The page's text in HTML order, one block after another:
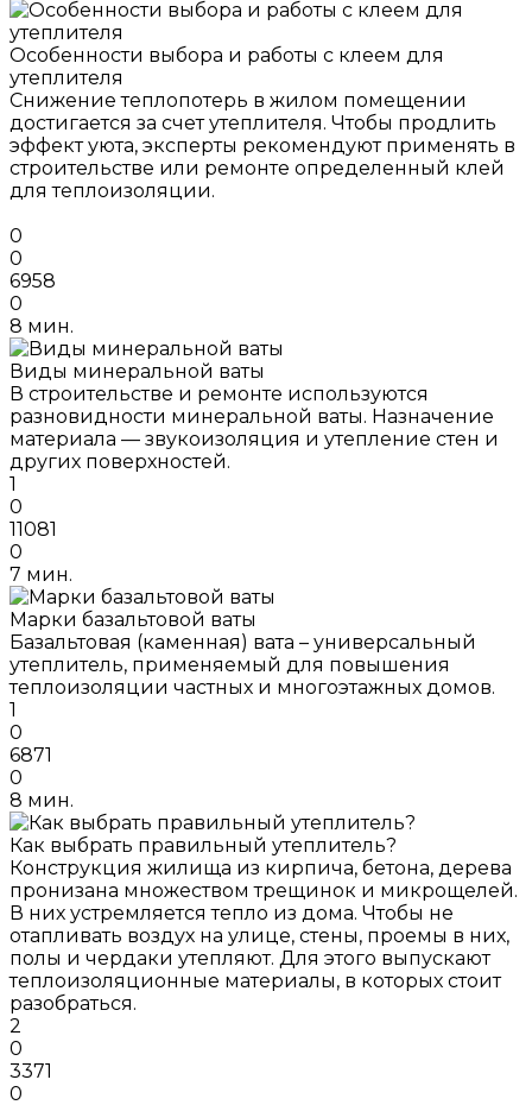
Особенности выбора и работы с клеем для
утеплителя
Снижение теплопотерь в жилом помещении
достигается за счет утеплителя. Чтобы продлить
эффект уюта, эксперты рекомендуют применять в
строительстве или ремонте определенный клей
для теплоизоляции.
0
0
6958
0
8 мин.
Виды минеральной ваты
В строительстве и ремонте используются
разновидности минеральной ваты. Назначение
материала — звукоизоляция и утепление стен и
других поверхностей.
1
0
11081
0
7 мин.
Марки базальтовой ваты
Базальтовая (каменная) вата – универсальный
утеплитель, применяемый для повышения
теплоизоляции частных и многоэтажных домов.
1
0
6871
0
8 мин.
Как выбрать правильный утеплитель?
Конструкция жилища из кирпича, бетона, дерева
пронизана множеством трещинок и микрощелей.
В них устремляется тепло из дома. Чтобы не
отапливать воздух на улице, стены, проемы в них,
полы и чердаки утепляют. Для этого выпускают
теплоизоляционные материалы, в которых стоит
разобраться.
2
0
3371
0